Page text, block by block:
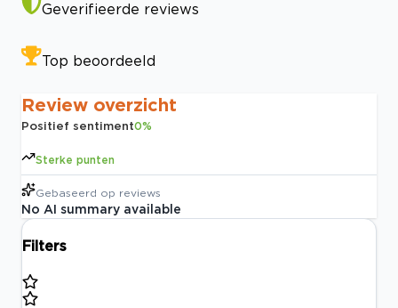
Geverifieerde reviews
Top beoordeeld
Review overzicht
Positief sentiment0%
Sterke punten
Gebaseerd op reviews
No AI summary available
Filters